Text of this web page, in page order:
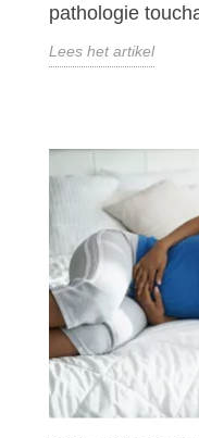
pathologie
Lees het artikel